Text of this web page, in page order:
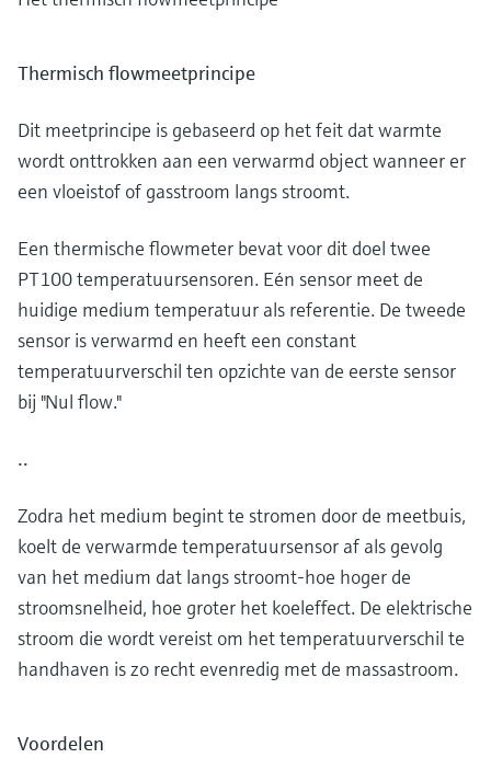
Thermisch flowmeetprincipe
Dit meetprincipe is gebaseerd op het feit dat warmte
wordt onttrokken aan een verwarmd object wanneer er
een vloeistof of gasstroom langs stroomt.
Een thermische flowmeter bevat voor dit doel twee
PT100 temperatuursensoren. Eén sensor meet de
huidige medium temperatuur als referentie. De tweede
sensor is verwarmd en heeft een constant
temperatuurverschil ten opzichte van de eerste sensor
bij "Nul flow."
..
Zodra het medium begint te stromen door de meetbuis,
koelt de verwarmde temperatuursensor af als gevolg
van het medium dat langs stroomt-hoe hoger de
stroomsnelheid, hoe groter het koeleffect. De elektrische
stroom die wordt vereist om het temperatuurverschil te
handhaven is zo recht evenredig met de massastroom.
Voordelen